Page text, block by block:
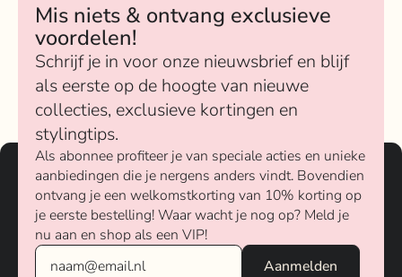
Mis niets & ontvang exclusieve
voordelen!
Schrijf je in voor onze nieuwsbrief en blijf
als eerste op de hoogte van nieuwe
collecties, exclusieve kortingen en
stylingtips.
Als abonnee profiteer je van speciale acties en unieke
aanbiedingen die je nergens anders vindt. Bovendien
ontvang je een welkomstkorting van 10% korting op
je eerste bestelling! Waar wacht je nog op? Meld je
nu aan en shop als een VIP!